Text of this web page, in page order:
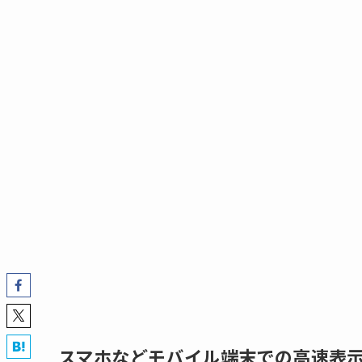
スマホなどモバイル端末での高速表